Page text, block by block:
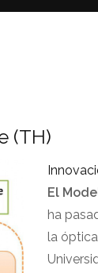
(TH)
El
ha
la